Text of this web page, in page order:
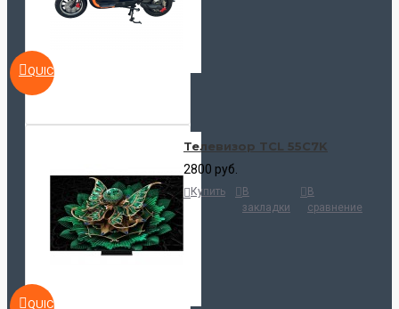
QUICKVIEW
QUICKVIEW
Телевизор TCL 55C7K
2800 руб.
Купить
В
закладки
В
сравнение